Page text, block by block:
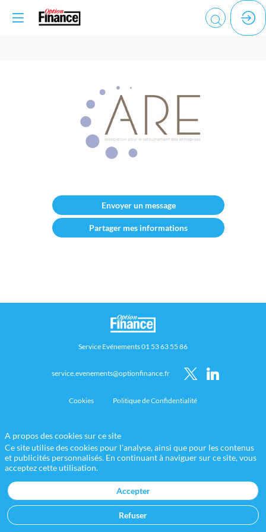
Envoyer un message
Partager mes informations
Description
Association
Service Evénements 01 53 63 55 86
service.evenements@optionfinance.fr
Cookies Politique de Confidentialité
A propos des cookies sur ce site
Ce site utilise des cookies pour l'analyse, ainsi que pour les contenus
et publicités personnalisés. En continuant à naviguer sur ce site, vous
acceptez cette utilisation.
Accepter
Refuser